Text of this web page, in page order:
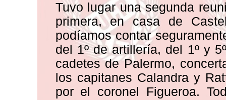
Tuvo lugar una segunda
primera, en casa de
podíamos contar
del 1º de artillería, del 1º y
cadetes de Palermo,
los capitanes Calandra y
por el coronel Figueroa.